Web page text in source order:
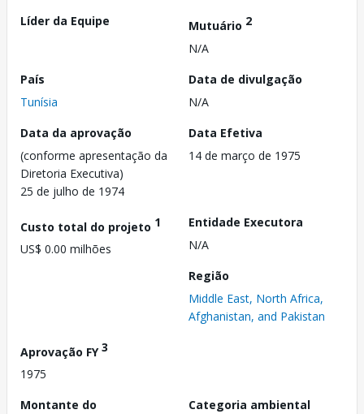
Líder da Equipe
Mutuário 2
N/A
País
Tunísia
Data de divulgação
N/A
Data da aprovação
(conforme apresentação da
Diretoria Executiva)
25 de julho de 1974
Data Efetiva
14 de março de 1975
Custo total do projeto 1
US$ 0.00 milhões
Entidade Executora
N/A
Região
Middle East, North Africa,
Afghanistan, and Pakistan
Aprovação FY3
1975
Montante do
Categoria ambiental